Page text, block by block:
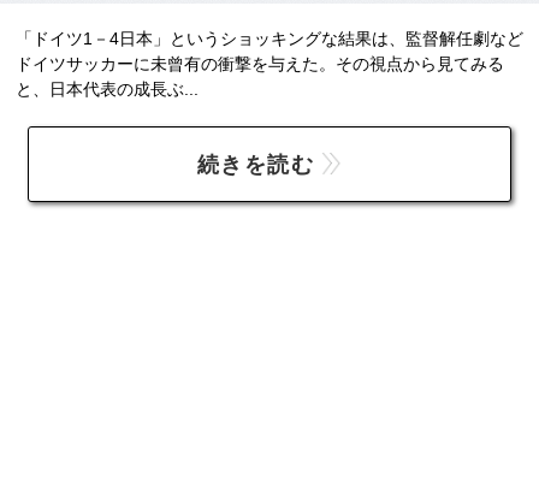
「ドイツ1－4日本」というショッキングな結果は、監督解任劇など
ドイツサッカーに未曾有の衝撃を与えた。その視点から見てみる
と、日本代表の成長ぶ...
続きを読む